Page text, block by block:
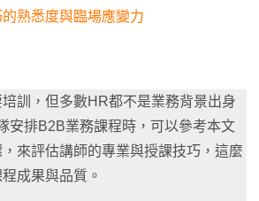
熟悉度與臨場應變力
訓，但多數HR都不是業務背景出身
安排B2B業務課程時，可以參考本文
來評估講師的專業與授課技巧，這麼
成果與品質。